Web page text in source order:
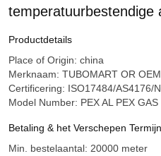
temperatuurbestendige
Productdetails
Place of Origin: china
Merknaam: TUBOMART OR OEM
Certificering: ISO17484/AS4176/
Model Number: PEX AL PEX GAS
Betaling & het Verschepen
Min. bestelaantal: 20000 meter